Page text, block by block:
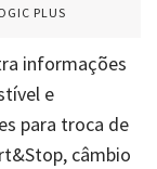
PLUS
informações
e
para troca de
câmbio